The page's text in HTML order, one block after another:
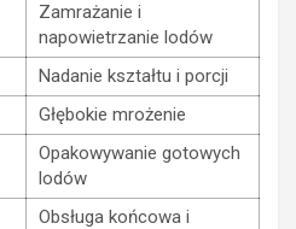
Zamrażanie i
napowietrzanie lodów
Nadanie kształtu i porcji
Głębokie mrożenie
Opakowywanie gotowych
lodów
Obsługa końcowa i